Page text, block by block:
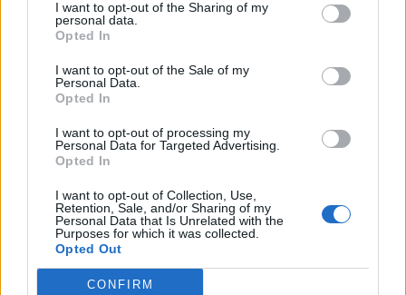
I want to opt-out of the Sharing of my
personal data.
Opted In
I want to opt-out of the Sale of my
Personal Data.
Opted In
I want to opt-out of processing my
Personal Data for Targeted Advertising.
Opted In
I want to opt-out of Collection, Use,
Retention, Sale, and/or Sharing of my
Personal Data that Is Unrelated with the
Purposes for which it was collected.
Opted Out
CONFIRM
Velocità massima (SMB Multichannel in RAID 5) – 576 MB/s / 566
Porte: 3x USB 3.2 Gen 2 (10Gbps)、1x HDMI 2.0b
Supporto crittografia accelerata hardware
Supporto alla migrazione del sistema senza soluzione di
continuità
Condividi questo articolo:
E-mail LinkedIn Facebook X